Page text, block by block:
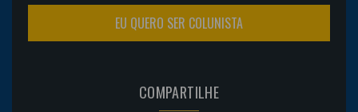
EU QUERO SER COLUNISTA
COMPARTILHE